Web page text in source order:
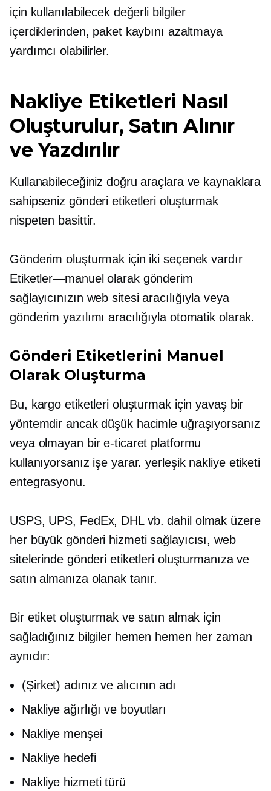
için kullanılabilecek değerli bilgiler
içerdiklerinden, paket kaybını azaltmaya
yardımcı olabilirler.
Nakliye Etiketleri Nasıl
Oluşturulur, Satın Alınır
ve Yazdırılır
Kullanabileceğiniz doğru araçlara ve kaynaklara
sahipseniz gönderi etiketleri oluşturmak
nispeten basittir.
Gönderim oluşturmak için iki seçenek vardır
Etiketler—manuel olarakgönderim
sağlayıcınızın web sitesi aracılığıyla veya
gönderim yazılımı aracılığıyla otomatik olarak.
Gönderi Etiketlerini Manuel
Olarak Oluşturma
Bu, kargo etiketleri oluşturmak için yavaş bir
yöntemdir ancak düşük hacimle uğraşıyorsanız
veya olmayan bir e-ticaret platformu
kullanıyorsanız işe yarar.yerleşiknakliye etiketi
entegrasyonu.
USPS, UPS, FedEx, DHL vb. dahil olmak üzere
her büyük gönderi hizmeti sağlayıcısı, web
sitelerinde gönderi etiketleri oluşturmanıza ve
satın almanıza olanak tanır.
Bir etiket oluşturmak ve satın almak için
sağladığınız bilgiler hemen hemen her zaman
aynıdır:
(Şirket) adınız ve alıcının adı
Nakliye ağırlığı ve boyutları
Nakliye menşei
Nakliye hedefi
Nakliye hizmeti türü